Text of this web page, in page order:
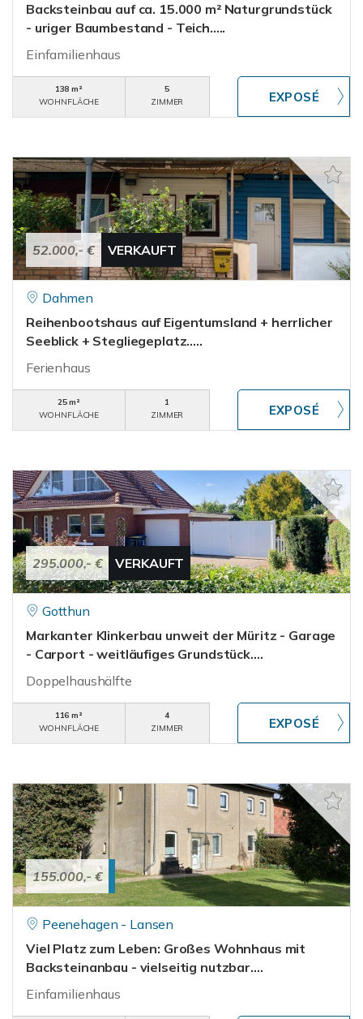
Backsteinbau auf ca. 15.000 m² Naturgrundstück
- uriger Baumbestand - Teich.....
Einfamilienhaus
138 m²
WOHNFLÄCHE
5
ZIMMER
52.000,- € VERKAUFT
Dahmen
Reihenbootshaus auf Eigentumsland + herrlicher
Seeblick + Stegliegeplatz.....
Ferienhaus
25 m²
WOHNFLÄCHE
1
ZIMMER
295.000,- € VERKAUFT
Gotthun
Markanter Klinkerbau unweit der Müritz - Garage
- Carport - weitläufiges Grundstück....
Doppelhaushälfte
116 m²
WOHNFLÄCHE
4
ZIMMER
155.000,- €
Peenehagen - Lansen
Viel Platz zum Leben: Großes Wohnhaus mit
Backsteinanbau - vielseitig nutzbar....
Einfamilienhaus